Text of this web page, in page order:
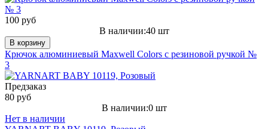
100 руб
В наличии:40 шт
В корзину
Крючок алюминиевый Maxwell Colors c резиновой ручкой №
3
Предзаказ
80 руб
В наличии:0 шт
Нет в наличии